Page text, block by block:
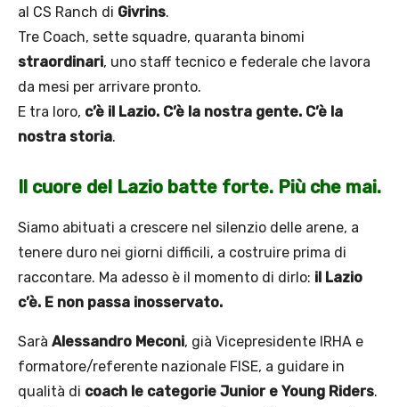
al CS Ranch di Givrins.
Tre Coach, sette squadre, quaranta binomi
straordinari, uno staff tecnico e federale che lavora
da mesi per arrivare pronto.
E tra loro, c’è il Lazio. C’è la nostra gente. C’è la
nostra storia.
Il cuore del Lazio batte forte. Più che mai.
Siamo abituati a crescere nel silenzio delle arene, a
tenere duro nei giorni difficili, a costruire prima di
raccontare. Ma adesso è il momento di dirlo: il Lazio
c’è. E non passa inosservato.
Sarà Alessandro Meconi, già Vicepresidente IRHA e
formatore/referente nazionale FISE, a guidare in
qualità di coach le categorie Junior e Young Riders.